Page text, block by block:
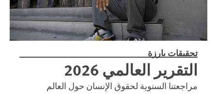
تحقيقات بارزة
التقرير العالمي 2026
مراجعتنا السنوية لحقوق الإنسان حول العالم